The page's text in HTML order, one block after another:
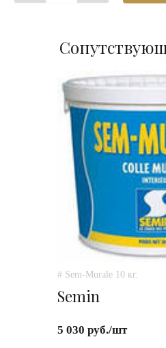
# Sem-Murale 10 кг.
Semin
5 030 руб./шт